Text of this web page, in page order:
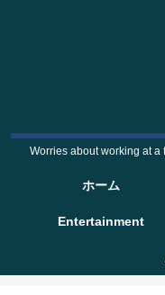
Worries about working at
ホーム
Entertainment